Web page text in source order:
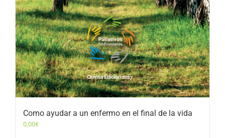
Como ayudar a un enfermo en el final de la vida
0,00€